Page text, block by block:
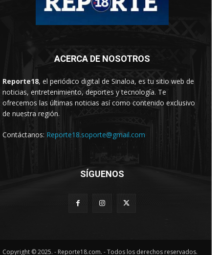
ACERCA DE NOSOTROS
Reporte18, el periódico digital de Sinaloa, es tu sitio web de
noticias, entretenimiento, deportes y tecnología. Te
ofrecemos las últimas noticias así como contenido exclusivo
de nuestra región.
Contáctanos: Reporte18.soporte@gmail.com
SÍGUENOS
Copyright © 2025. - Reporte18.com. - Todos los derechos reservados.